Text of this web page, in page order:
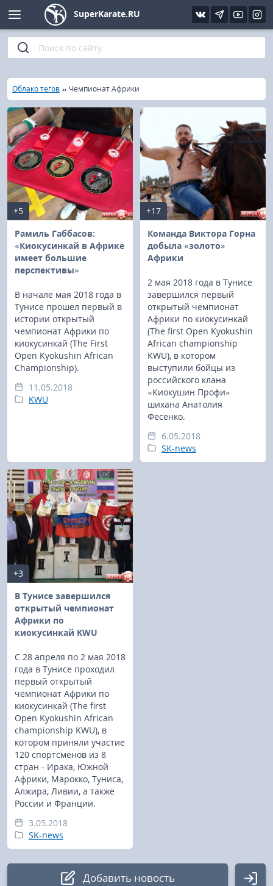
SuperKarate.RU
Главная
»
Облако тегов » Чемпионат Африки
+5
Рамиль Габбасов:
«Киокусинкай в Африке
имеет большие
перспективы»
В начале мая 2018 года в
Тунисе прошел первый в
истории открытый
чемпионат Африки по
киокусинкай (The First
Open Kyokushin African
Сhampionship).
11.05.2018
KWU
+17
Команда Виктора Горна
добыла «золото»
Африки
2 мая 2018 года в Тунисе
завершился первый
открытый чемпионат
Африки по киокусинкай
(The first Open Kyokushin
African championship
KWU), в котором
выступили бойцы из
российского клана
«Киокушин Профи»
шихана Анатолия
Фесенко.
6.05.2018
SK-news
+3
В Тунисе завершился
открытый чемпионат
Африки по
киокусинкай KWU
С 28 апреля по 2 мая 2018
года в Тунисе проходил
первый открытый
чемпионат Африки по
киокусинкай (The first
Open Kyokushin African
championship KWU), в
котором приняли участие
120 спортсменов из 8
стран - Ирака, Южной
Африки, Марокко, Туниса,
Алжира, Ливии, а также
России и Франции.
3.05.2018
SK-news
Добавить новость
Киокушинкай
Кёкусин (IFK)
Шинкиокушинкай
Кекусин-кан
Кикбоксинг и K-1
Бокс
UFC и MMA
Муай тай
Фото
Видео
Интервью
Статьи
Уроки каратэ
Файлы
Библиотека